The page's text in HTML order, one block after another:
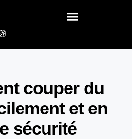
couper du
et en
sécurité